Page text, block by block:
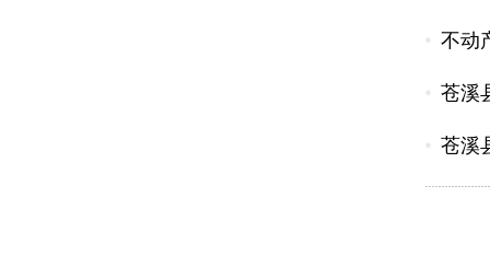
不动
苍溪
苍溪